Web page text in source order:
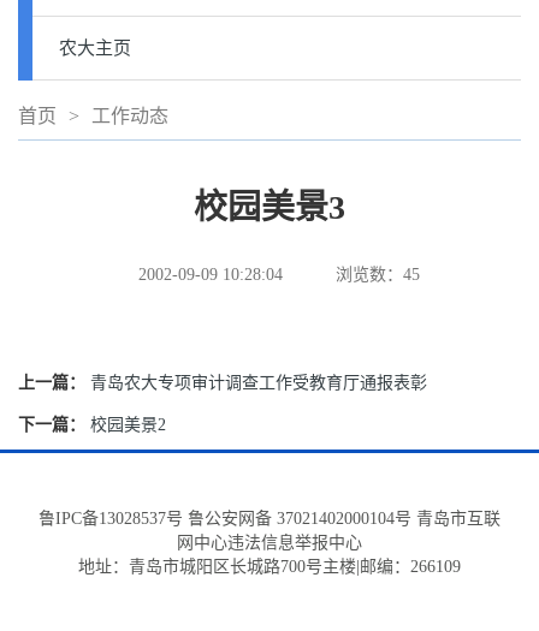
农大主页
首页 > 工作动态
校园美景3
2002-09-09 10:28:04 浏览数： 45
上一篇： 青岛农大专项审计调查工作受教育厅通报表彰
下一篇： 校园美景2
鲁IPC备13028537号 鲁公安网备 37021402000104号 青岛市互联
网中心违法信息举报中心
地址：青岛市城阳区长城路700号主楼|邮编：266109